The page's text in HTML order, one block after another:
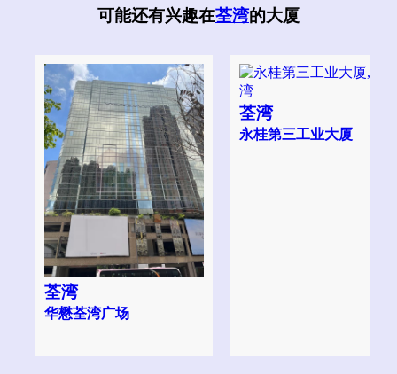
可能还有兴趣在荃湾的大厦
荃湾
华懋荃湾广场
荃湾
永桂第三工业大厦